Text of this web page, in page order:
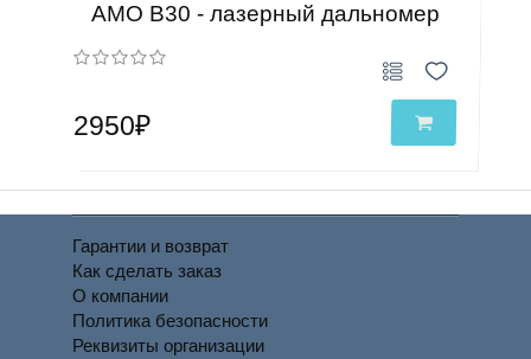
АМО B30 - лазерный дальномер
2950₽
Гарантии и возврат
Как сделать заказ
О компании
Политика безопасности
Реквизиты организации